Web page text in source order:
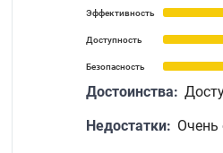
Эффективность
Доступность
Безопасность
Достоинства:
Недостатки: Очень